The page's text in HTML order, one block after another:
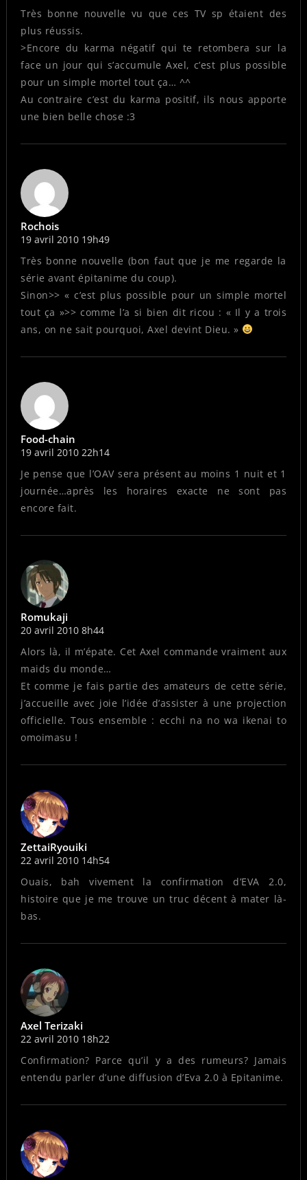
Très bonne nouvelle vu que ces TV sp étaient des
plus réussis.
>Encore du karma négatif qui te retombera sur la
face un jour qui s’accumule Axel, c’est plus possible
pour un simple mortel tout ça… ^^
Au contraire c’est du karma positif, ils nous apporte
une bien belle chose :3
Rochois
19 avril 2010 19h49
Très bonne nouvelle (bon faut que je me regarde la
série avant épitanime du coup).
Sinon>> « c’est plus possible pour un simple mortel
tout ça »>> comme l’a si bien dit ricou : « Il y a trois
ans, on ne sait pourquoi, Axel devint Dieu. »
Food-chain
19 avril 2010 22h14
Je pense que l’OAV sera présent au moins 1 nuit et 1
journée…après les horaires exacte ne sont pas
encore fait.
Romukaji
20 avril 2010 8h44
Alors là, il m’épate. Cet Axel commande vraiment aux
maids du monde…
Et comme je fais partie des amateurs de cette série,
j’accueille avec joie l’idée d’assister à une projection
officielle. Tous ensemble : ecchi na no wa ikenai to
omoimasu !
ZettaiRyouiki
22 avril 2010 14h54
Ouais, bah vivement la confirmation d’EVA 2.0,
histoire que je me trouve un truc décent à mater là-
bas.
Axel Terizaki
22 avril 2010 18h22
Confirmation? Parce qu’il y a des rumeurs? Jamais
entendu parler d’une diffusion d’Eva 2.0 à Epitanime.